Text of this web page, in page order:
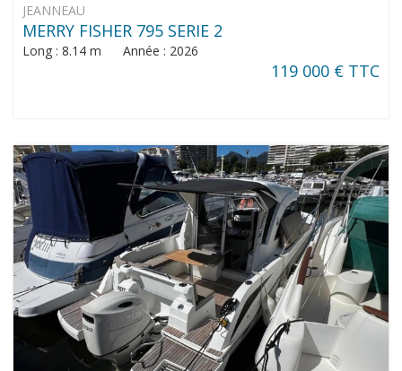
JEANNEAU
MERRY FISHER 795 SERIE 2
Long : 8.14 m Année : 2026
119 000 € TTC